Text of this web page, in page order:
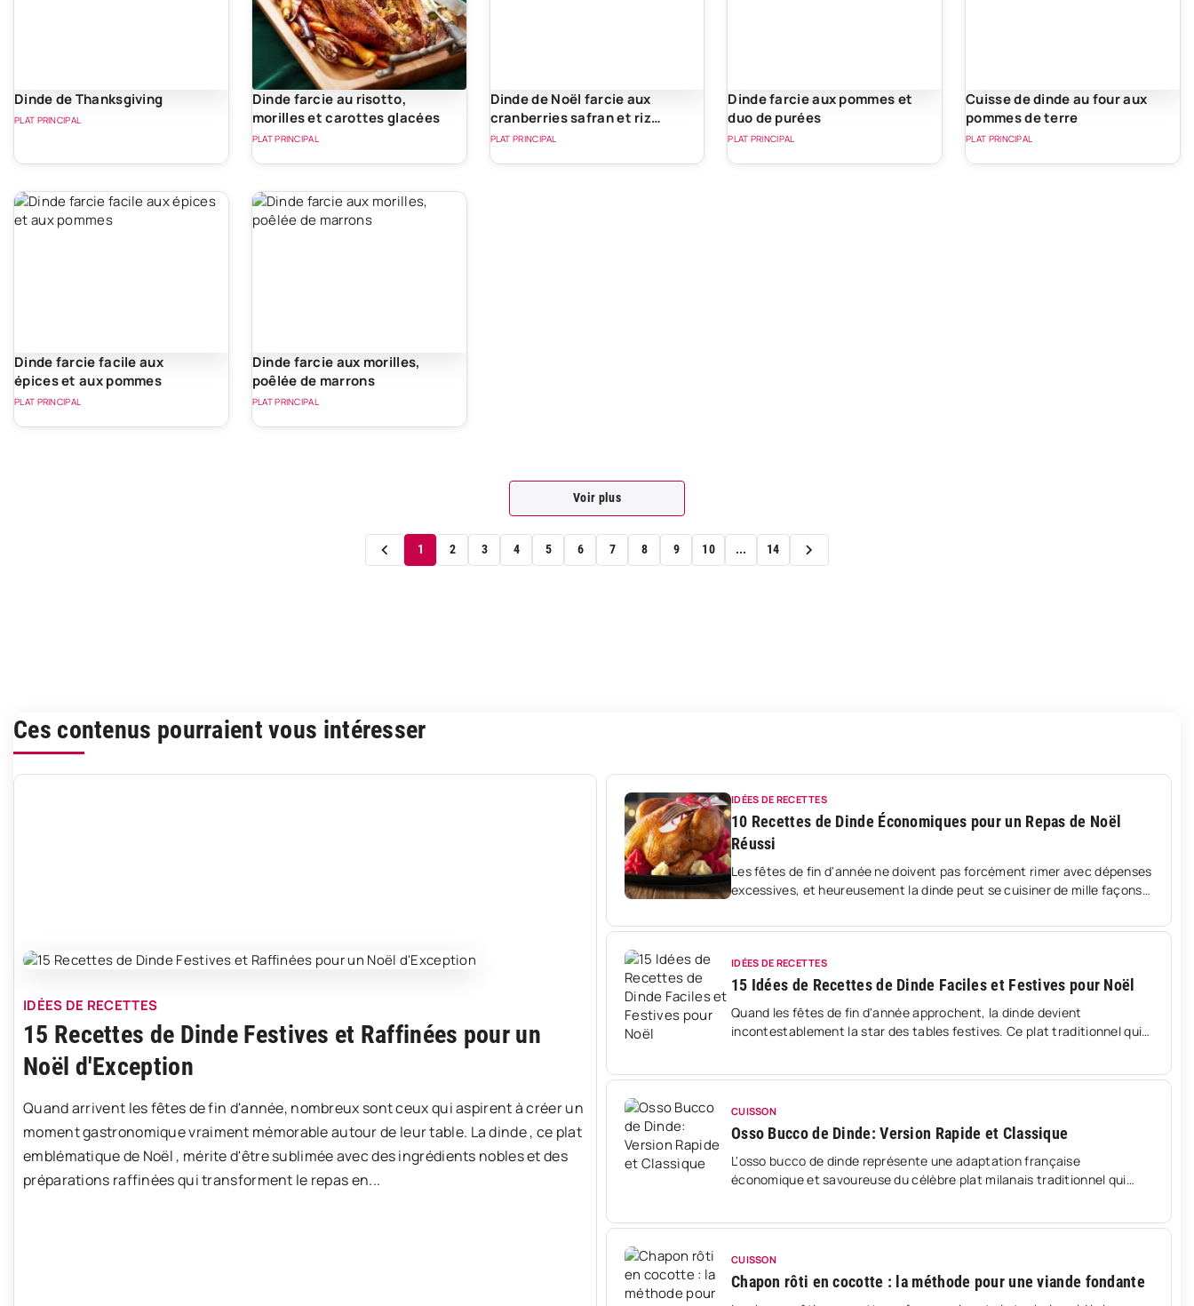
Dinde de Thanksgiving
PLAT PRINCIPAL
Dinde farcie au risotto,
morilles et carottes glacées
PLAT PRINCIPAL
Dinde de Noël farcie aux
cranberries safran et riz
sauvage
PLAT PRINCIPAL
Dinde farcie aux pommes et
duo de purées
PLAT PRINCIPAL
Cuisse de dinde au four aux
pommes de terre
PLAT PRINCIPAL
Dinde farcie facile aux
épices et aux pommes
PLAT PRINCIPAL
Dinde farcie aux morilles,
poêlée de marrons
PLAT PRINCIPAL
Voir plus
1 2 3 4 5 6 7 8 9 10 ... 14
Ces contenus pourraient vous intéresser
IDÉES DE RECETTES
15 Recettes de Dinde Festives et Raffinées pour un
Noël d'Exception
Quand arrivent les fêtes de fin d'année, nombreux sont ceux qui aspirent à créer un
moment gastronomique vraiment mémorable autour de leur table. La dinde , ce plat
emblématique de Noël , mérite d'être sublimée avec des ingrédients nobles et des
préparations raffinées qui transforment le repas en...
IDÉES DE RECETTES
10 Recettes de Dinde Économiques pour un Repas de Noël
Réussi
Les fêtes de fin d'année ne doivent pas forcément rimer avec dépenses
excessives, et heureusement la dinde peut se cuisiner de mille façons
mémorable tout en respectant ses finances
IDÉES DE RECETTES
15 Idées de Recettes de Dinde Faciles et Festives pour Noël
Quand les fêtes de fin d'année approchent, la dinde devient
incontestablement la star des tables festives. Ce plat traditionnel qui
CUISSON
Osso Bucco de Dinde: Version Rapide et Classique
L'osso bucco de dinde représente une adaptation française
économique et savoureuse du célèbre plat milanais traditionnel qui
CUISSON
Chapon rôti en cocotte : la méthode pour une viande fondante